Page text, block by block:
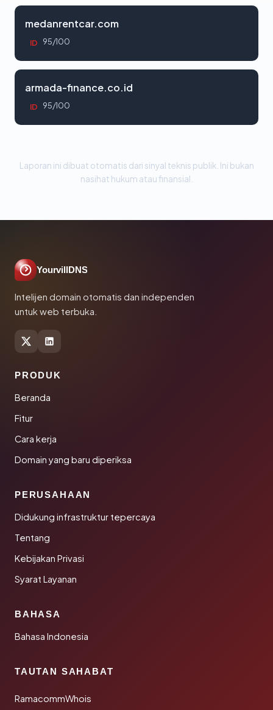
medanrentcar.com
ID 95/100
armada-finance.co.id
ID 95/100
Laporan ini dibuat otomatis dari sinyal teknis publik. Ini bukan
nasihat hukum atau finansial.
YourvillDNS
Intelijen domain otomatis dan independen
untuk web terbuka.
PRODUK
Beranda
Fitur
Cara kerja
Domain yang baru diperiksa
PERUSAHAAN
Didukung infrastruktur tepercaya
Tentang
Kebijakan Privasi
Syarat Layanan
BAHASA
Bahasa Indonesia
TAUTAN SAHABAT
RamacommWhois